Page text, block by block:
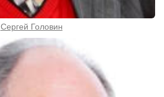
Сергей Головин